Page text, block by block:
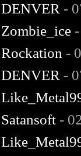
DENVER -
Zombie_ice
Rockation -
DENVER -
Satansoft -